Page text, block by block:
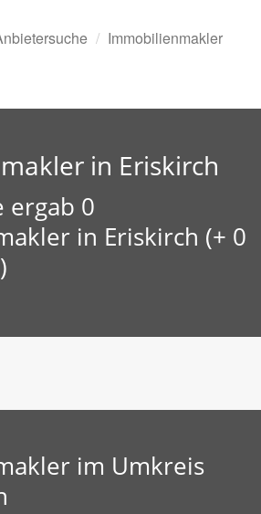
Immobilienmakler
in Eriskirch
ergab 0
in Eriskirch (+ 0
im Umkreis